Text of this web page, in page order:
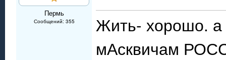
Пермь
Сообщений: 355
Жить- хорошо.
мАсквичам